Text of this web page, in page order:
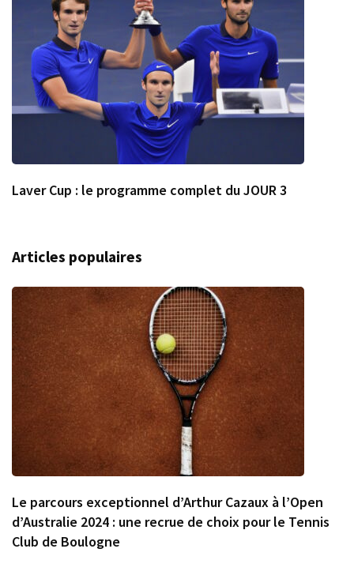
Laver Cup : le programme complet du JOUR 3
Articles populaires
Le parcours exceptionnel d’Arthur Cazaux à l’Open
d’Australie 2024 : une recrue de choix pour le Tennis
Club de Boulogne